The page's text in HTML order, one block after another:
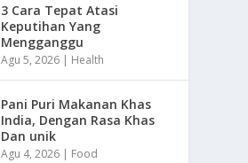
3 Cara Tepat Atasi
Keputihan Yang
Mengganggu
Agu 5, 2026 | Health
Pani Puri Makanan Khas
India, Dengan Rasa Khas
Dan unik
Agu 4, 2026 | Food